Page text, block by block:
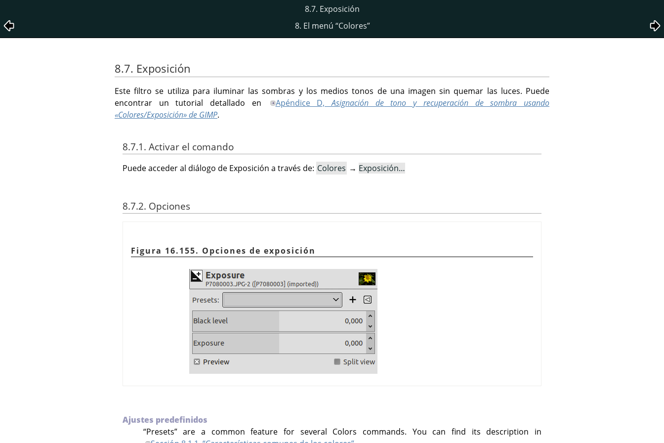
8.7. Exposición
8. El menú “Colores”
8.7. Exposición
Este filtro se utiliza para iluminar las sombras y los medios tonos de una imagen sin quemar las luces. Puede
encontrar un tutorial detallado en
Apéndice D,Asignación de tono y recuperación de sombra usando
«Colores/Exposición» de GIMP.
8.7.1. Activar el comando
Puede acceder al diálogo de Exposición a través de: Colores → Exposición…
8.7.2. Opciones
Figura 16.155. Opciones de exposición
Ajustes predefinidos
“Presets”are a common feature for several Colors commands. You can find its description in